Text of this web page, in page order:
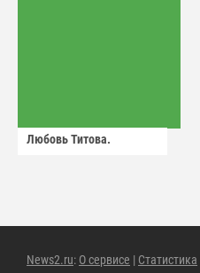
Любовь Титова.
News2.ru: О сервисе | Статистика